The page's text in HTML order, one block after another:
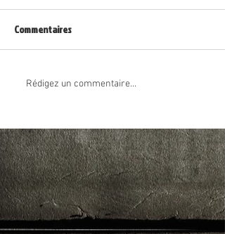
Commentaires
Rédigez un commentaire...